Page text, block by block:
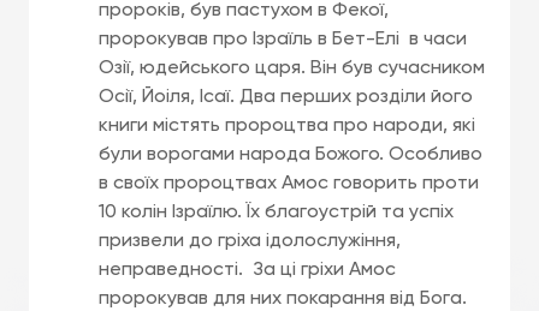
пророків, був пастухом в Фекої,
пророкував про Ізраїль в Бет-Елі в часи
Озії, юдейського царя. Він був сучасником
Осії, Йоіля, Ісаї. Два перших розділи його
книги містять пророцтва про народи, які
були ворогами народа Божого. Особливо
в своїх пророцтвах Амос говорить проти
10 колін Ізраїлю. Їх благоустрій та успіх
призвели до гріха ідолослужіння,
неправедності. За ці гріхи Амос
пророкував для них покарання від Бога.